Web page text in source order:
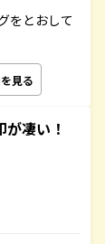
をとおして
見る
が凄い！